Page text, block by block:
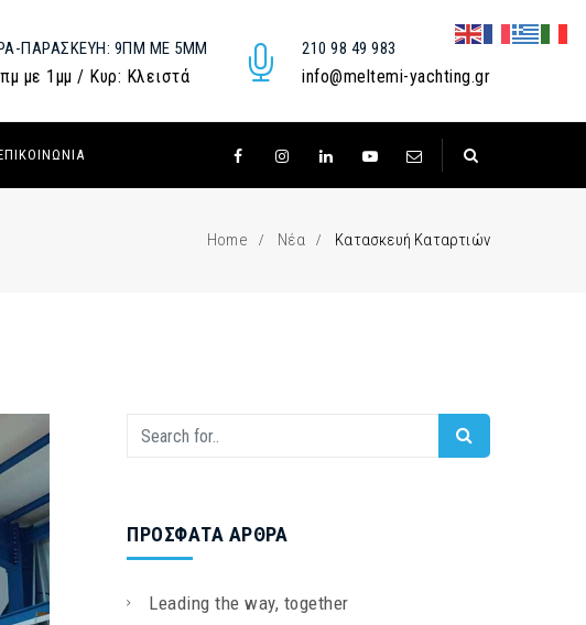
ΠΑΡΑΣΚΕΥΉ: 9ΠΜ ΜΕ 5ΜΜ
με 1μμ / Κυρ: Κλειστά
210 98 49 983
info@meltemi-yachting.gr
Home Νέα Κατασκευή Καταρτιών
ΠΡΌΣΦΑΤΑ ΆΡΘΡΑ
Leading the way, together